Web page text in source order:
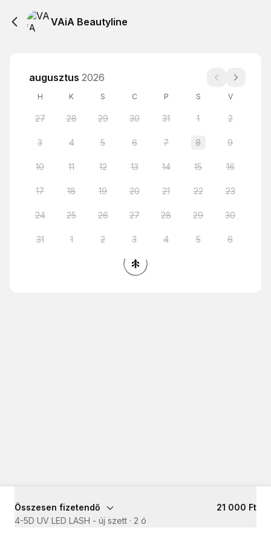
VAiA Beautyline
augusztus 2026
H K S C P S V
27 28 29 30 31 1 2
3 4 5 6 7 8 9
10 11 12 13 14 15 16
17 18 19 20 21 22 23
24 25 26 27 28 29 30
31 1 2 3 4 5 6
Összesen fizetendő
21 000 Ft
4-5D UV LED LASH - új szett · 2 ó